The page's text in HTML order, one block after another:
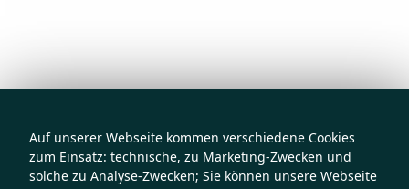
Auf unserer Webseite kommen verschiedene Cookies
zum Einsatz: technische, zu Marketing-Zwecken und
solche zu Analyse-Zwecken; Sie können unsere Webseite